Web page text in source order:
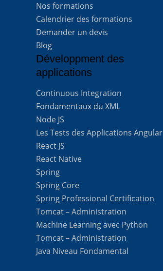
Nos formations
Calendrier des formations
Demander un devis
Blog
Développment des
applications
Continuous Integration
Fondamentaux du XML
Node JS
Les Tests des Applications Angular
React JS
React Native
Spring
Spring Core
Spring Professional Certification
Tomcat – Administration
Machine Learning avec Python
Tomcat – Administration
Java Niveau Fondamental